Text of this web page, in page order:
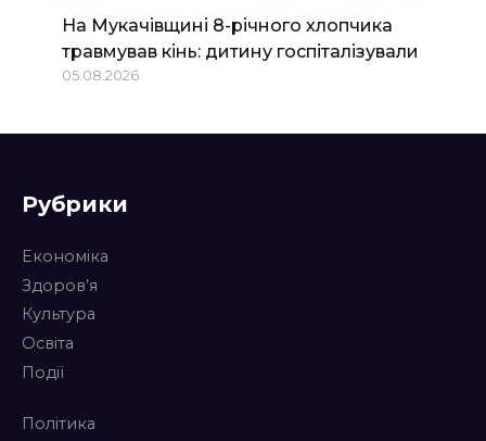
На Мукачівщині 8-річного хлопчика
травмував кінь: дитину госпіталізували
05.08.2026
Рубрики
Економіка
Здоров’я
Культура
Освіта
Події
Політика